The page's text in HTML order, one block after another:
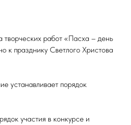
творческих работ «Пасха – день
к празднику Светлого Христова
устанавливает порядок
участия в конкурсе и